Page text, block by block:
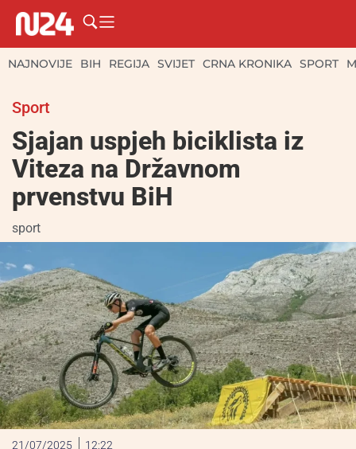
NAJNOVIJE BIH REGIJA SVIJET CRNA KRONIKA SPORT
Sport
Sjajan uspjeh biciklista iz
Viteza na Državnom
prvenstvu BiH
sport
21/07/2025 12:22